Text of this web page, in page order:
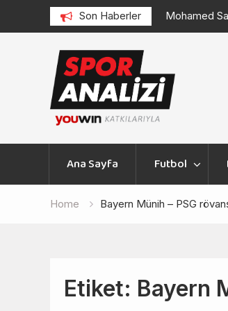
Son Haberler
Mohamed Salah Trabzonspor’a
Ana Sayfa Futbol
Home Bayern Münih – PSG
Etiket: Bayern